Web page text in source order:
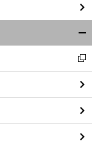
閉
る
新
し
い
ウ
ィ
ン
ド